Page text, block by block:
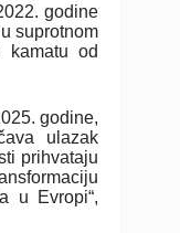
godine
suprotnom
kamatu od
godine,
ulazak
prihvataju
u Evropi“,